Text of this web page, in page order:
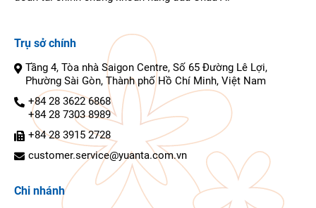
Trụ sở chính
Tầng 4, Tòa nhà Saigon Centre, Số 65 Đường Lê Lợi,
Phường Sài Gòn, Thành phố Hồ Chí Minh, Việt Nam
+84 28 3622 6868
+84 28 7303 8989
+84 28 3915 2728
customer.service@yuanta.com.vn
Chi nhánh